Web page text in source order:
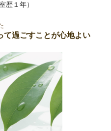
歴１年）
て過ごすことが心地よい